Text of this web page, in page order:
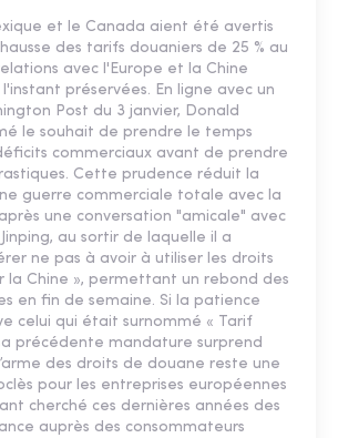
et le Canada aient été avertis
des tarifs douaniers de 25 % au
avec l'Europe et la Chine
préservées. En ligne avec un
Post du 3 janvier, Donald
le souhait de prendre le temps
commerciaux avant de prendre
Cette prudence réduit la
guerre commerciale totale avec la
une conversation "amicale" avec
au sortir de laquelle il a
ne pas à avoir à utiliser les droits
la Chine », permettant un rebond des
en fin de semaine. Si la patience
celui qui était surnommé « Tarif
précédente mandature surprend
des droits de douane reste une
pour les entreprises européennes
cherché ces dernières années des
auprès des consommateurs